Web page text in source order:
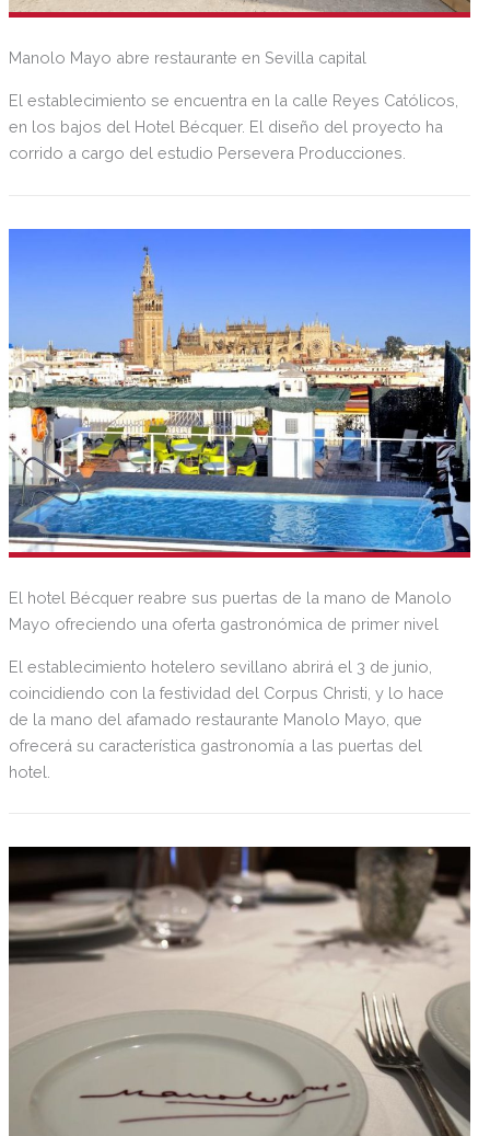
Manolo Mayo abre restaurante en Sevilla capital
El establecimiento se encuentra en la calle Reyes Católicos,
en los bajos del Hotel Bécquer. El diseño del proyecto ha
corrido a cargo del estudio Persevera Producciones.
El hotel Bécquer reabre sus puertas de la mano de Manolo
Mayo ofreciendo una oferta gastronómica de primer nivel
El establecimiento hotelero sevillano abrirá el 3 de junio,
coincidiendo con la festividad del Corpus Christi, y lo hace
de la mano del afamado restaurante Manolo Mayo, que
ofrecerá su característica gastronomía a las puertas del
hotel.